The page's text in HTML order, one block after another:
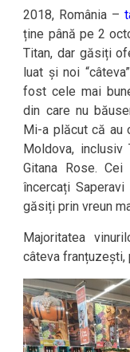
2018, România –
ține până pe 2
Titan, dar găsiți
luat și noi
fost cele mai
din care nu
Mi-a plăcut că au
Moldova, inclusiv
Gitana Rose.
încercați
găsiți prin vreun
Majoritatea
câteva franțuzești,